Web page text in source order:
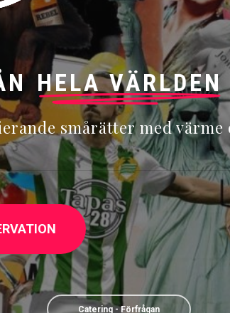
HELA VÄRLDEN
smårätter med värme
Catering - Förfrågan